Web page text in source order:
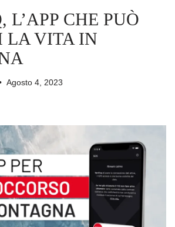
L’APP CHE PUÒ
LA VITA IN
Agosto 4, 2023